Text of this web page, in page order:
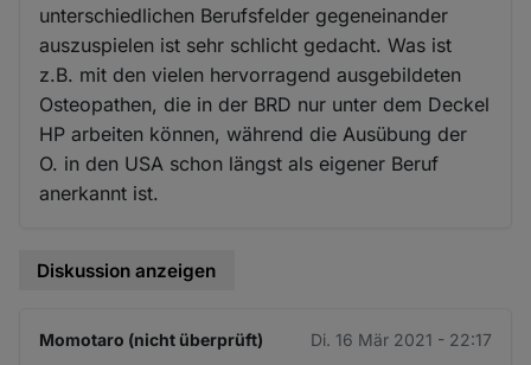
unterschiedlichen Berufsfelder gegeneinander
auszuspielen ist sehr schlicht gedacht. Was ist
z.B. mit den vielen hervorragend ausgebildeten
Osteopathen, die in der BRD nur unter dem Deckel
HP arbeiten können, während die Ausübung der
O. in den USA schon längst als eigener Beruf
anerkannt ist.
Diskussion anzeigen
Momotaro (nicht überprüft) Di. 16 Mär 2021 - 22:17